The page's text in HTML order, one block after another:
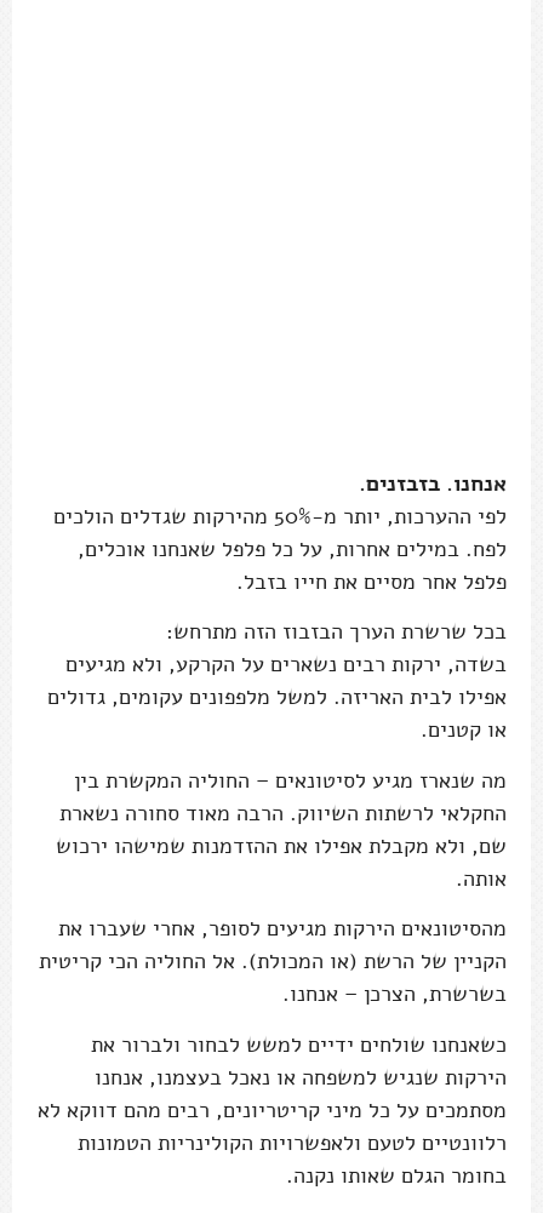
אנחנו. בזבזנים.
לפי ההערכות, יותר מ-50% מהירקות שגדלים הולכים
לפח. במילים אחרות, על כל פלפל שאנחנו אוכלים,
פלפל אחר מסיים את חייו בזבל.
בכל שרשרת הערך הבזבוז הזה מתרחש:
בשדה, ירקות רבים נשארים על הקרקע, ולא מגיעים
אפילו לבית האריזה. למשל מלפפונים עקומים, גדולים
או קטנים.
מה שנארז מגיע לסיטונאים – החוליה המקשרת בין
החקלאי לרשתות השיווק. הרבה מאוד סחורה נשארת
שם, ולא מקבלת אפילו את ההזדמנות שמישהו ירכוש
אותה.
מהסיטונאים הירקות מגיעים לסופר, אחרי שעברו את
הקניין של הרשת (או המכולת). אל החוליה הכי קריטית
בשרשרת, הצרכן – אנחנו.
כשאנחנו שולחים ידיים למשש לבחור ולברור את
הירקות שנגיש למשפחה או נאכל בעצמנו, אנחנו
מסתמכים על כל מיני קריטריונים, רבים מהם דווקא לא
רלוונטיים לטעם ולאפשרויות הקולינריות הטמונות
בחומר הגלם שאותו נקנה.